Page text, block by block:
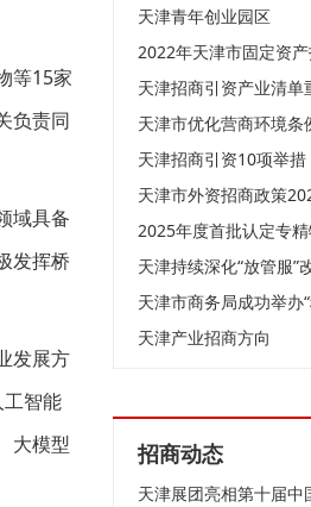
等15家
负责同
域具备
发挥桥
发展方
工智能
大模型
天津青年创业园区
天津招商引资产业清单
天津市优化营商环境条
天津招商引资10项举措
天津市外资招商政策
天津产业招商方向
招商动态